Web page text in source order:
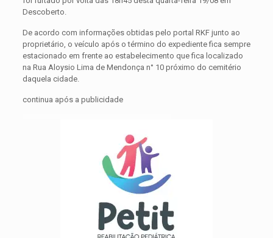
Descoberto.
De acordo com informações obtidas pelo portal RKF junto ao
proprietário, o veículo após o término do expediente fica sempre
estacionado em frente ao estabelecimento que fica localizado
na Rua Aloysio Lima de Mendonça n° 10 próximo do cemitério
daquela cidade.
continua após a publicidade